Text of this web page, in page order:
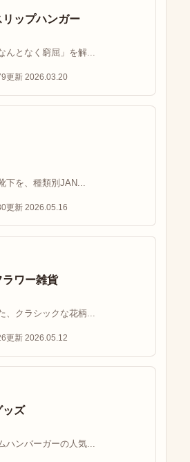
ップハンガー
んとなく窮屈」を解...
更新 2026.03.20
下を、種類別JAN...
更新 2026.05.16
ラワー雑貨
、クラシックな花柄...
更新 2026.05.12
ッズ
ハンバーガーの人気...